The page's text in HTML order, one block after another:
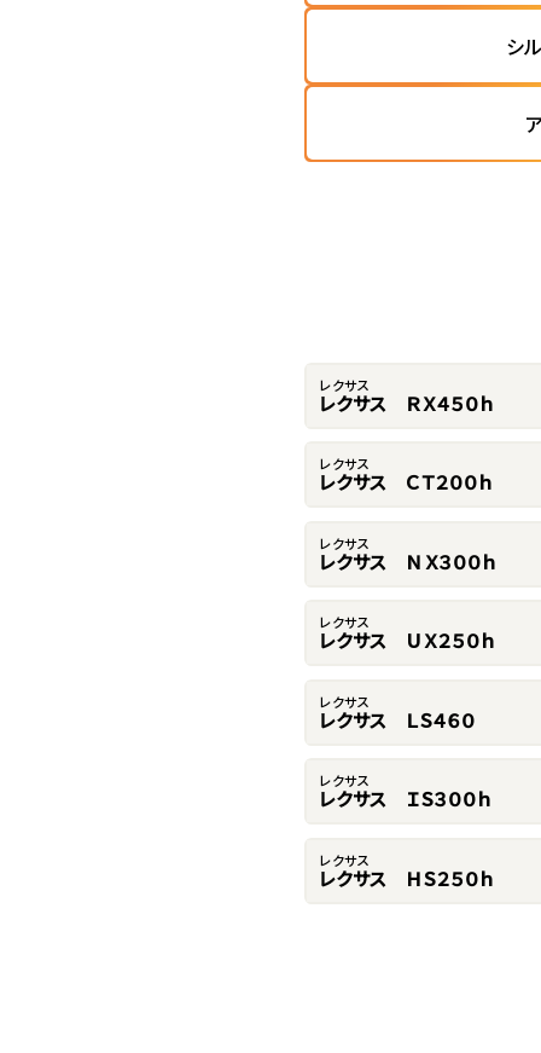
シ
レクサス
レクサス ＲＸ４５０ｈ
レクサス
レクサス ＣＴ２００ｈ
レクサス
レクサス ＮＸ３００ｈ
レクサス
レクサス ＵＸ２５０ｈ
レクサス
レクサス ＬＳ４６０
レクサス
レクサス ＩＳ３００ｈ
レクサス
レクサス ＨＳ２５０ｈ